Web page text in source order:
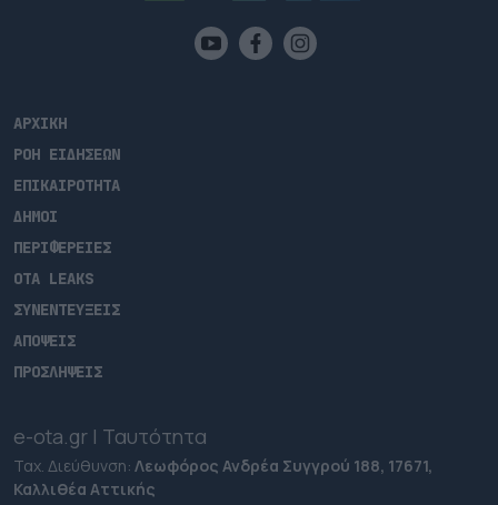
ΑΡΧΙΚΗ
ΡΟΗ ΕΙΔΗΣΕΩΝ
ΕΠΙΚΑΙΡΟΤΗΤΑ
ΔΗΜΟΙ
ΠΕΡΙΦΕΡΕΙΕΣ
OTA LEAKS
ΣΥΝΕΝΤΕΥΞΕΙΣ
ΑΠΟΨΕΙΣ
ΠΡΟΣΛΗΨΕΙΣ
e-ota.gr | Ταυτότητα
Ταχ. Διεύθυνση: Λεωφόρος Ανδρέα Συγγρού 188, 17671,
Καλλιθέα Αττικής